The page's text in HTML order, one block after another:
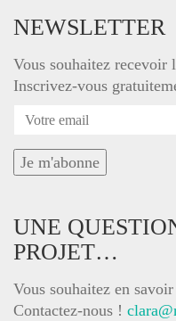
NEWSLETTER
Vous souhaitez recevoir
Inscrivez-vous
UNE
PROJET…
Vous souhaitez en
Contactez-nous !